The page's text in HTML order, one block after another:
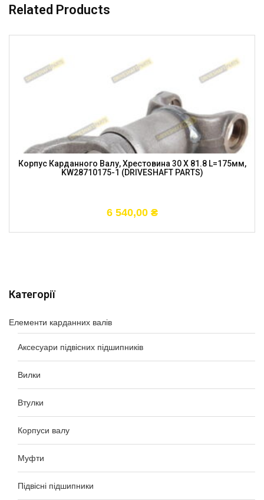
Категорії
Елементи карданних валів
Аксесуари підвісних підшипників
Вилки
Втулки
Корпуси валу
Муфти
Підвісні підшипники
Related Products
Корпус Карданного Валу, Хрестовина 30 X 81.8 L=175мм,
KW28710175-1 (DRIVESHAFT PARTS)
6 540,00 ₴